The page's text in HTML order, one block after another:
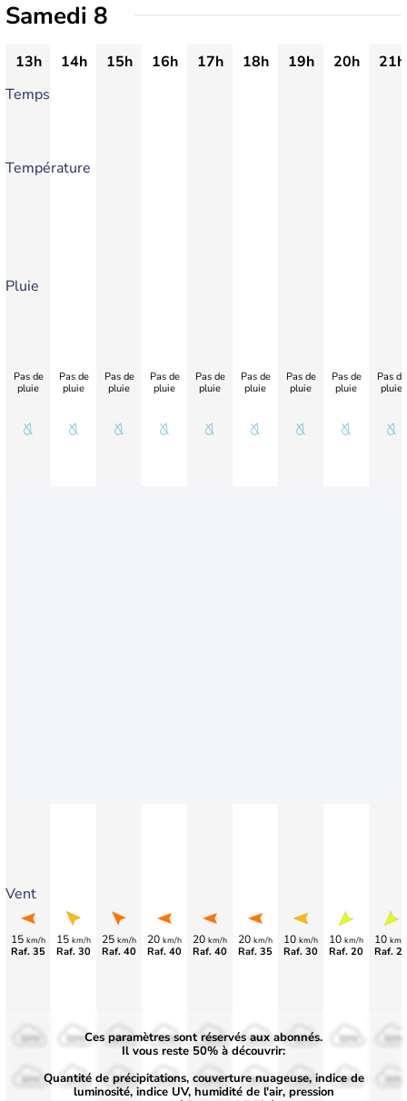
Samedi 8
13h 14h 15h 16h 17h 18h 19h 20h
21h
Temps
Température
Pluie
Vent
Pas de
pluie
15 km/h
Raf. 35
Pas de
pluie
15 km/h
Raf. 30
Pas de
pluie
25 km/h
Raf. 40
Pas de
pluie
20 km/h
Raf. 40
Pas de
pluie
20 km/h
Raf. 40
Pas de
pluie
20 km/h
Raf. 35
Pas de
pluie
10 km/h
Raf. 30
Pas de
pluie
10 km/h
Raf. 20
Pas de
pluie
10 km/
Raf.
50%
30%
50%
30%
50%
30%
50%
30%
50%
30%
50%
30%
50%
30%
Ces paramètres sont réservés aux abonnés.
Il vous reste 50% à découvrir:
Quantité de précipitations, couverture nuageuse, indice de
luminosité, indice UV, humidité de l'air, pression